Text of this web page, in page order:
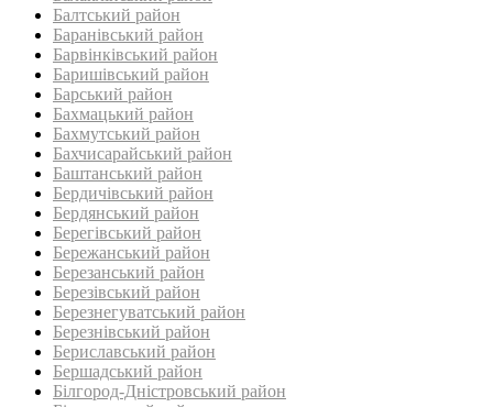
Балтський район‎
Баранівський район‎
Барвінківський район
Баришівський район
Барський район
Бахмацький район
Бахмутський район
Бахчисарайський район
Баштанський район
Бердичівський район
Бердянський район
Берегівський район
Бережанський район‎
Березанський район‎
Березівський район
Березнегуватський район‎
Березнівський район‎
Бериславський район
Бершадський район
Білгород-Дністровський район